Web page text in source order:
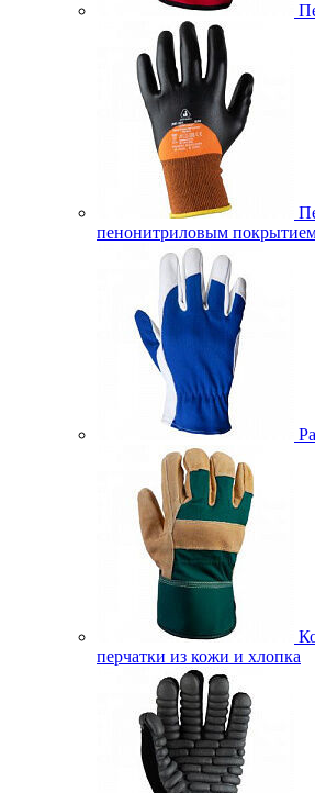
пенонитриловым
перчатки из кожи и хлопка